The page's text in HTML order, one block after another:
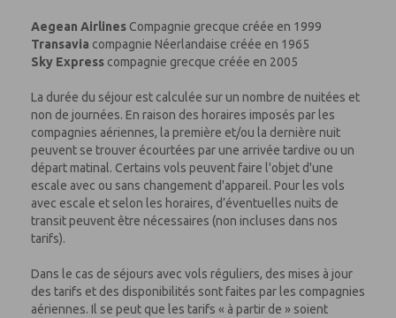
Aegean Airlines Compagnie grecque créée en 1999
Transavia compagnie Néerlandaise créée en 1965
Sky Express compagnie grecque créée en 2005
La durée du séjour est calculée sur un nombre de nuitées et
non de journées. En raison des horaires imposés par les
compagnies aériennes, la première et/ou la dernière nuit
peuvent se trouver écourtées par une arrivée tardive ou un
départ matinal. Certains vols peuvent faire l'objet d'une
escale avec ou sans changement d'appareil. Pour les vols
avec escale et selon les horaires, d’éventuelles nuits de
transit peuvent être nécessaires (non incluses dans nos
tarifs).
Dans le cas de séjours avec vols réguliers, des mises à jour
des tarifs et des disponibilités sont faites par les compagnies
aériennes. Il se peut que les tarifs « à partir de » soient